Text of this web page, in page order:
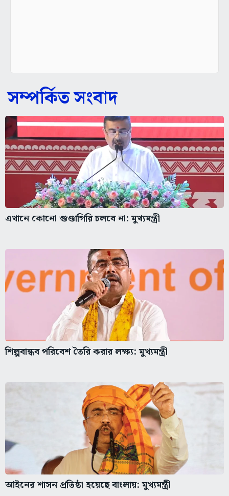
সম্পর্কিত সংবাদ
এখানে কোনো গুণ্ডাগিরি চলবে না: মুখ্যমন্ত্রী
শিল্পবান্ধব পরিবেশ তৈরি করার লক্ষ্য: মুখ্যমন্ত্রী
আইনের শাসন প্রতিষ্ঠা হয়েছে বাংলায়: মুখ্যমন্ত্রী